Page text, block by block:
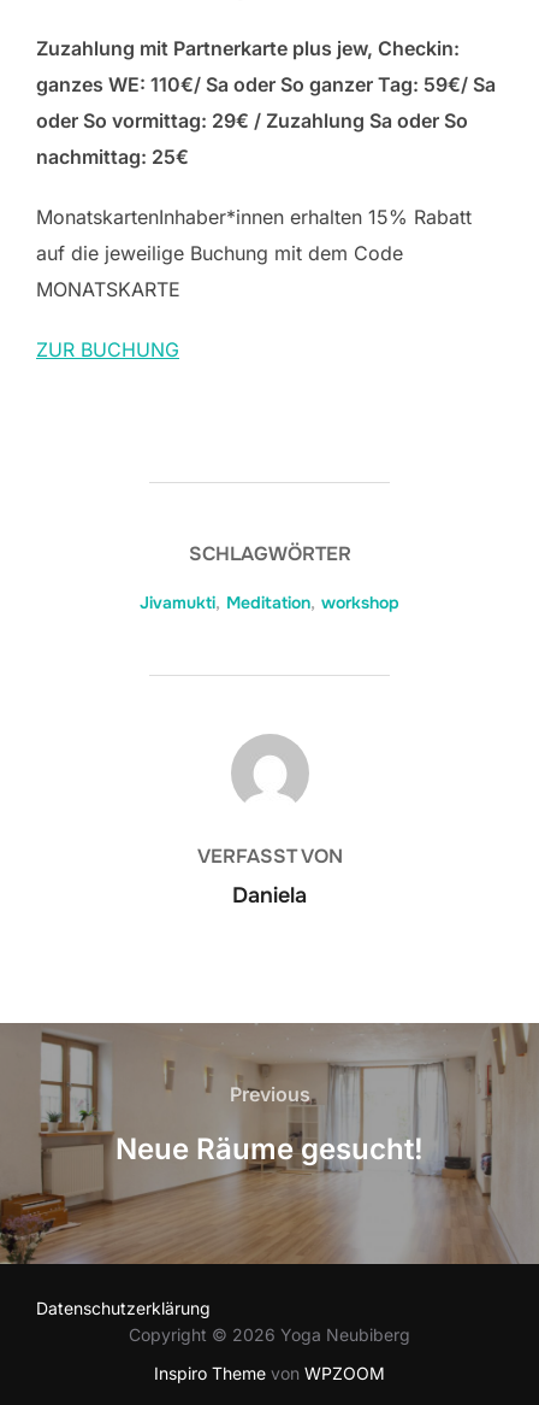
Zuzahlung mit Partnerkarte plus jew, Checkin:
ganzes WE: 110€/ Sa oder So ganzer Tag: 59€/ Sa
oder So vormittag: 29€ / Zuzahlung Sa oder So
nachmittag: 25€
MonatskartenInhaber*innen erhalten 15% Rabatt
auf die jeweilige Buchung mit dem Code
MONATSKARTE
ZUR BUCHUNG
SCHLAGWÖRTER
Jivamukti, Meditation, workshop
BEITRAGSAUTOR
VERFASST VON
Daniela
Beitragsnavigation
Previous
Previous
Neue Räume gesucht!
Datenschutzerklärung
Copyright © 2026 Yoga Neubiberg
Inspiro Theme von WPZOOM